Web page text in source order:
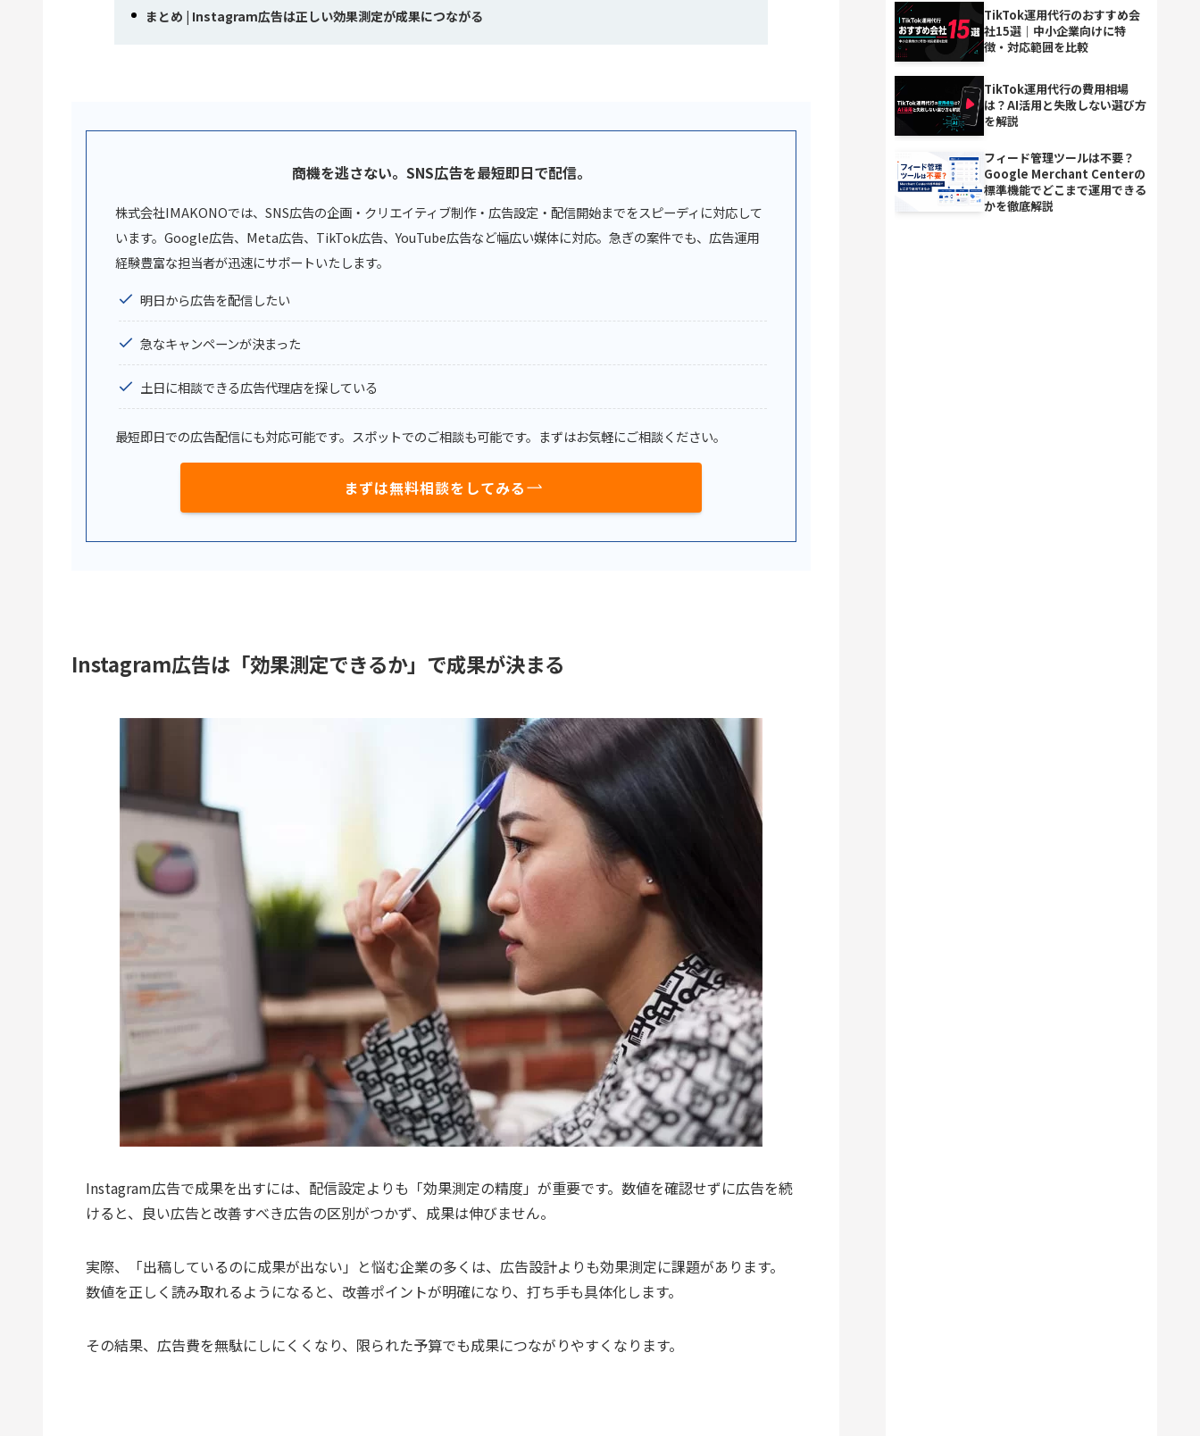
まとめ | Instagram広告は正しい効果測定が成果につながる
商機を逃さない。 SNS広告を最短即日で配信。
株式会社IMAKONOでは、SNS広告の企画・クリエイティブ制作・広告設定・配信開始までをスピーディに対応して
います。Google広告、Meta広告、TikTok広告、YouTube広告など幅広い媒体に対応。急ぎの案件でも、広告運用
経験豊富な担当者が迅速にサポートいたします。
明日から広告を配信したい
急なキャンペーンが決まった
土日に相談できる広告代理店を探している
最短即日での広告配信にも対応可能です。スポットでのご相談も可能です。まずはお気軽にご相談ください。
まずは無料相談をしてみる
Instagram広告は「効果測定できるか」で成果が決まる
Instagram広告で成果を出すには、配信設定よりも「効果測定の精度」が重要です。数値を確認せずに広告を続
けると、良い広告と改善すべき広告の区別がつかず、成果は伸びません。
実際、「出稿しているのに成果が出ない」と悩む企業の多くは、広告設計よりも効果測定に課題があります。
数値を正しく読み取れるようになると、改善ポイントが明確になり、打ち手も具体化します。
その結果、広告費を無駄にしにくくなり、限られた予算でも成果につながりやすくなります。
TikTok運用代行のおすすめ会
社15選｜中小企業向けに特
徴・対応範囲を比較
TikTok運用代行の費用相場
は？AI活用と失敗しない選び方
を解説
フィード管理ツールは不要？
Google Merchant Centerの
標準機能でどこまで運用できる
かを徹底解説